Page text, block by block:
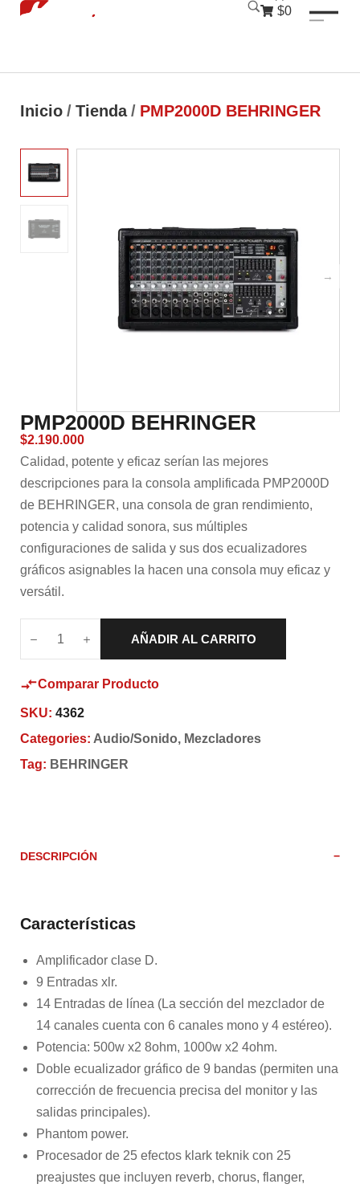
$0
Inicio / Tienda / PMP2000D BEHRINGER
PMP2000D BEHRINGER
$2.190.000
Calidad, potente y eficaz serían las mejores
descripciones para la consola amplificada PMP2000D
de BEHRINGER, una consola de gran rendimiento,
potencia y calidad sonora, sus múltiples
configuraciones de salida y sus dos ecualizadores
gráficos asignables la hacen una consola muy eficaz y
versátil.
AÑADIR AL CARRITO
Comparar Producto
SKU: 4362
Categories: Audio/Sonido, Mezcladores
Tag: BEHRINGER
DESCRIPCIÓN
Características
Amplificador clase D.
9 Entradas xlr.
14 Entradas de línea (La sección del mezclador de
14 canales cuenta con 6 canales mono y 4 estéreo).
Potencia: 500w x2 8ohm, 1000w x2 4ohm.
Doble ecualizador gráfico de 9 bandas (permiten una
corrección de frecuencia precisa del monitor y las
salidas principales).
Phantom power.
Procesador de 25 efectos klark teknik con 25
preajustes que incluyen reverb, chorus, flanger,